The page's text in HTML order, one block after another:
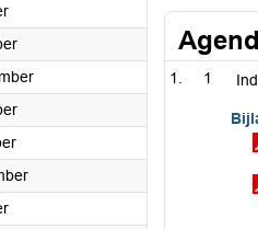
2025
2025
2025
2025
2025
2025
2025
1